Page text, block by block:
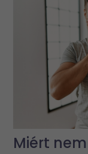
Miért